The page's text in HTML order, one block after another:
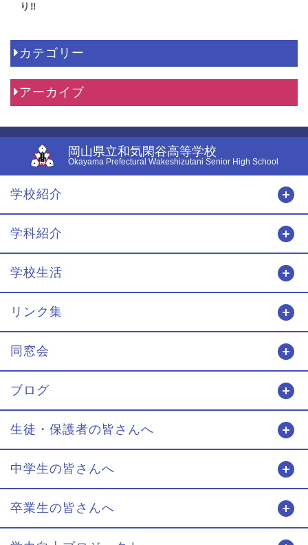
り‼︎
カテゴリー
アーカイブ
岡山県立和気閑谷高等学校
Okayama Prefectural Wakeshizutani Senior High School
学校紹介
学科紹介
学校生活
リンク集
同窓会
ブログ
生徒・保護者の皆さんへ
中学生の皆さんへ
卒業生の皆さんへ